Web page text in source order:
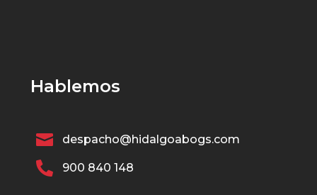
Hablemos
 despacho@hidalgoabogs.com
 900 840 148